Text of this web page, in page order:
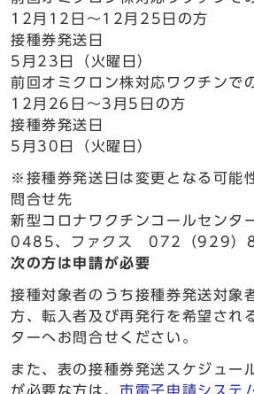
12月12日～12月25日の方
接種券発送日
5月23日（火曜日）
前回オミクロン株対応ワクチンで
12月26日～3月5日の方
接種券発送日
5月30日（火曜日）
※接種券発送日は変更となる可能
問合せ先
新型コロナワクチンコールセン
0485、ファクス 072（929）
次の方は申請が必要
接種対象者のうち接種券発送対象
方、転入者及び再発行を希望され
ターへお問合せください。
また、表の接種券発送スケジュー
が必要な方は、市電子申請システ